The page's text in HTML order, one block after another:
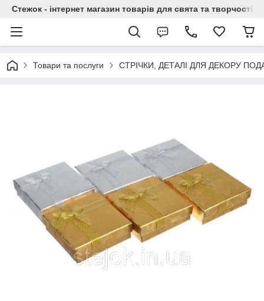
Стежок - інтернет магазин товарів для свята та творчості
Товари та послуги СТРІЧКИ, ДЕТАЛІ ДЛЯ ДЕКОРУ